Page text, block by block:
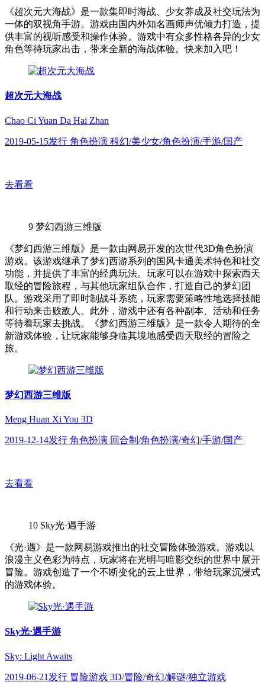
《超次元大海战》是一款集即时海战、少女养成及社交玩法为
一体的双视角手游。游戏由国内外知名画师声优倾力打造，提
供丰富的视听感受和操作体验。游戏中有众多性格各异的少女
角色等待玩家出击，带来全新的海战体验。快来加入吧！
超次元大海战
Chao Ci Yuan Da Hai Zhan
2019-05-15发行 角色扮演 科幻/美少女/角色扮演/手游/国产
去看看
9 梦幻西游三维版
《梦幻西游三维版》是一款由网易开发的次世代3D角色扮演
游戏。该游戏继承了梦幻西游系列的国风卡通美术特色和社交
功能，并提供了丰富的经典玩法。玩家可以在游戏中探索西天
取经的冒险旅程，与其他玩家组队合作，打造自己的梦幻团
队。游戏采用了即时制战斗系统，玩家需要策略性地选择技能
和行动来击败敌人。此外，游戏中还有各种副本、活动和任务
等待着玩家去挑战。《梦幻西游三维版》是一款令人期待的全
新游戏体验，让玩家能够身临其境地感受西天取经的冒险之
旅。
梦幻西游三维版
Meng Huan Xi You 3D
2019-12-14发行 角色扮演 回合制/角色扮演/奇幻/手游/国产
去看看
10 Sky光·遇手游
《光·遇》是一款网易游戏推出的社交冒险体验游戏。游戏以
浪漫主义色彩为特点，玩家将在光明与暗影交织的世界中展开
冒险。游戏创造了一个不断变化的云上世界，带给玩家沉浸式
的游戏体验。
Sky光·遇手游
Sky: Light Awaits
2019-06-21发行 冒险游戏 3D/冒险/奇幻/解谜/独立游戏